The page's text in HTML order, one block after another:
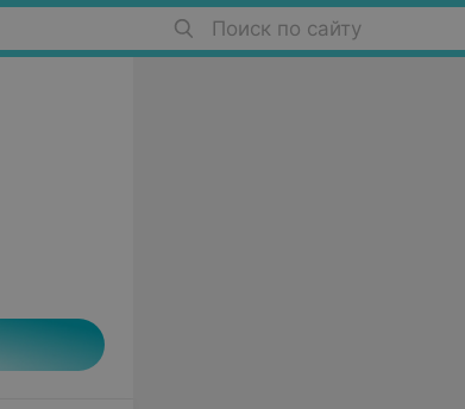
Поиск по сайту